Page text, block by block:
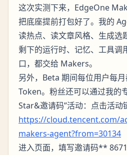
这次实测下来，EdgeOne
把底座提前打包好了。我的
读热点、读文章风格、生成选
剩下的运行时、记忆、工具调
口，都交给 Makers。
另外，Beta 期间每位用户每
Token。粉丝还可以通过我的
Star&邀请码”活动：点击活动
https://cloud.tencent.com/
makers-agent?from=30134
进入页面，填写邀请码**